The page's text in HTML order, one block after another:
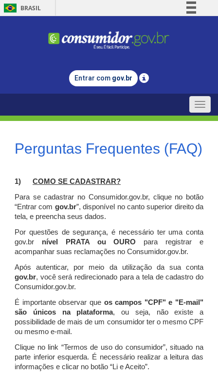
BRASIL
Comunica BR
Legislação
Entrar com gov.br
Toggle
Perguntas Frequentes (FAQ)
1) COMO SE CADASTRAR?
Para se cadastrar no Consumidor.gov.br, clique no botão
“Entrar com gov.br”, disponível no canto superior direito da
tela, e preencha seus dados.
Por questões de segurança, é necessário ter uma conta
gov.br nível PRATA ou OURO para registrar e
acompanhar suas reclamações no Consumidor.gov.br.
Após autenticar, por meio da utilização da sua conta
gov.br, você será redirecionado para a tela de cadastro do
Consumidor.gov.br.
É importante observar que os campos "CPF" e "E-mail"
são únicos na plataforma, ou seja, não existe a
possibilidade de mais de um consumidor ter o mesmo CPF
ou mesmo e-mail.
Clique no link “Termos de uso do consumidor”, situado na
parte inferior esquerda. É necessário realizar a leitura das
informações e clicar no botão “Li e Aceito”.